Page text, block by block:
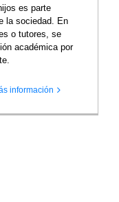
es parte
la sociedad. En
o tutores, se
académica por
información